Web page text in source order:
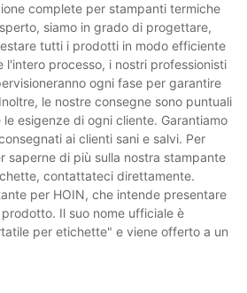
complete per stampanti termiche
siamo in grado di progettare,
tutti i prodotti in modo efficiente
l'intero processo, i nostri professionisti
ogni fase per garantire
le nostre consegne sono puntuali
esigenze di ogni cliente. Garantiamo
ai clienti sani e salvi. Per
saperne di più sulla nostra stampante
contattateci direttamente.
per HOIN, che intende presentare
Il suo nome ufficiale è
per etichette" e viene offerto a un